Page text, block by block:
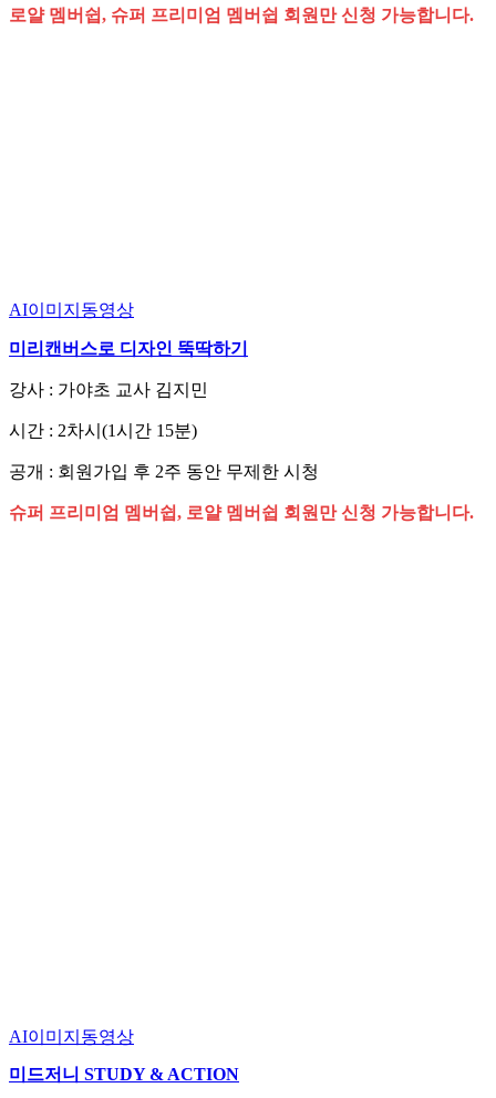
로얄 멤버쉽, 슈퍼 프리미엄 멤버쉽 회원만 신청 가능합니다.
AI이미지동영상
미리캔버스로 디자인 뚝딱하기
강사 : 가야초 교사 김지민
시간 : 2차시(1시간 15분)
공개 : 회원가입 후 2주 동안 무제한 시청
슈퍼 프리미엄 멤버쉽, 로얄 멤버쉽 회원만 신청 가능합니다.
AI이미지동영상
미드저니 STUDY & ACTION